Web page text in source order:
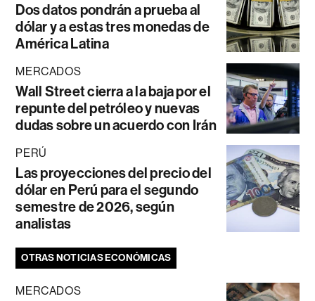
Dos datos pondrán a prueba al
dólar y a estas tres monedas de
América Latina
MERCADOS
Wall Street cierra a la baja por el
repunte del petróleo y nuevas
dudas sobre un acuerdo con Irán
PERÚ
Las proyecciones del precio del
dólar en Perú para el segundo
semestre de 2026, según
analistas
OTRAS NOTICIAS ECONÓMICAS
MERCADOS